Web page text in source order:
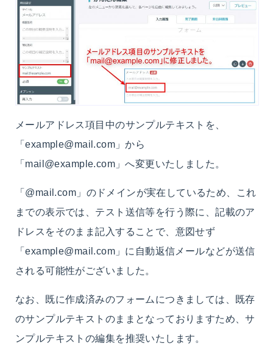
メールアドレス項目中のサンプルテキストを、
「example@mail.com」から
「mail@example.com」へ変更いたしました。
「@mail.com」のドメインが実在しているため、これ
までの表示では、テスト送信等を行う際に、記載のア
ドレスをそのまま記入することで、意図せず
「example@mail.com」に自動返信メールなどが送信
される可能性がございました。
なお、既に作成済みのフォームにつきましては、既存
のサンプルテキストのままとなっておりますため、サ
ンプルテキストの編集を推奨いたします。